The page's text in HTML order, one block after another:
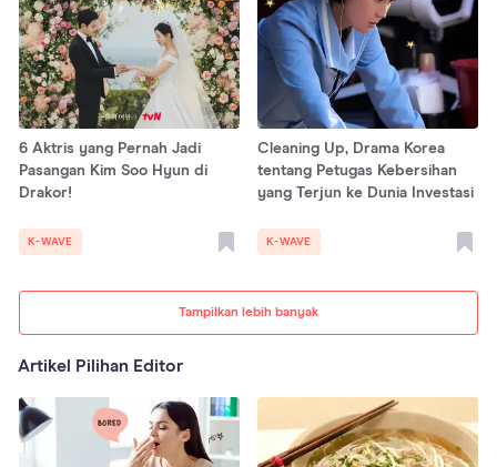
Tampilkan lebih banyak
6 Aktris yang Pernah Jadi
Pasangan Kim Soo Hyun di
Drakor!
K-WAVE
Cleaning Up, Drama Korea
tentang Petugas Kebersihan
yang Terjun ke Dunia Investasi
K-WAVE
Artikel Pilihan Editor